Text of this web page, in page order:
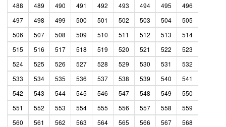
488
489 490 491 492 493 494 495
496
497
498 499 500 501 502 503 504
505
506
507 508 509 510 511 512 513
514
515
516 517 518 519 520 521 522
523
524
525 526 527 528 529 530 531
532
533
534 535 536 537 538 539 540
541
542
543 544 545 546 547 548 549
550
551
552 553 554 555 556 557 558
559
560
561 562 563 564 565 566 567
568